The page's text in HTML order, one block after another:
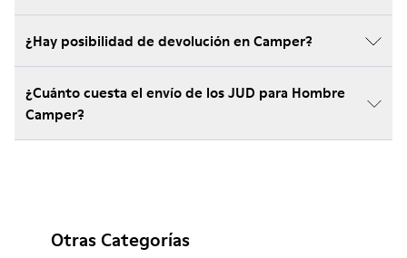
¿Hay posibilidad de devolución en Camper?
¿Cuánto cuesta el envío de los JUD para Hombre
Camper?
Otras Categorías